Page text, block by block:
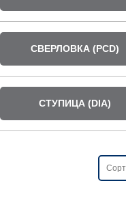
СВЕРЛОВКА (PCD)
СТУПИЦА (DIA)